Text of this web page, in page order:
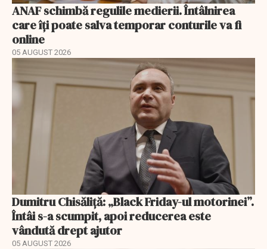
ANAF schimbă regulile medierii. Întâlnirea
care îți poate salva temporar conturile va fi
online
05 AUGUST 2026
Dumitru Chisăliță: „Black Friday-ul motorinei”.
Întâi s-a scumpit, apoi reducerea este
vândută drept ajutor
05 AUGUST 2026